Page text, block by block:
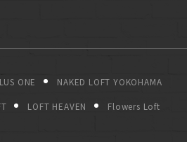
ONE NAKED LOFT YOKOHAMA
LOFT HEAVEN Flowers Loft